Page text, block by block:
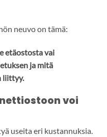
neuvo on tämä:
etäostosta vai
ja mitä
liittyy.
voi
useita eri kustannuksia.